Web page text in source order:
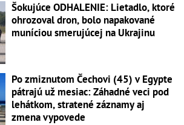
Šokujúce ODHALENIE: Lietadlo, ktoré
ohrozoval dron, bolo napakované
muníciou smerujúcej na Ukrajinu
Po zmiznutom Čechovi (45) v Egypte
pátrajú už mesiac: Záhadné veci pod
lehátkom, stratené záznamy aj
zmena vypovede